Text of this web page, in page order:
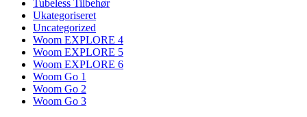
Tubeless Tilbehør
Ukategoriseret
Uncategorized
Woom EXPLORE 4
Woom EXPLORE 5
Woom EXPLORE 6
Woom Go 1
Woom Go 2
Woom Go 3